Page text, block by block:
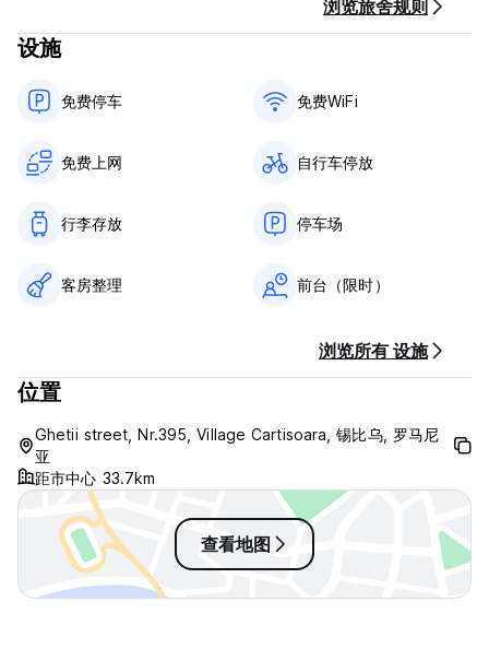
浏览旅舍规则
设施
免费停车 免费WiFi
免费上网 自行车停放
行李存放 停车场
客房整理 前台（限时）
浏览所有 设施
位置
Ghetii street, Nr.395, Village Cartisoara, 锡比乌, 罗马尼
亚
距市中心 33.7km
查看地图